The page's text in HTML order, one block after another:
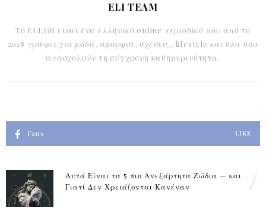
ELI TEAM
Το ELI.GR είναι ένα ελληνικό online περιοδικό που από το
2018 γράφει για μόδα, ομορφιά, σχέσεις, lifestyle και όλα όσα
απασχολούν τη σύγχρονη καθημερινότητα.
Fans LIKE
Αυτά Είναι τα 5 πιο Ανεξάρτητα Ζώδια — και
Γιατί Δεν Χρειάζονται Κανέναν